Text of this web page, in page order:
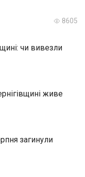
8605
чи вивезли
живе
загинули